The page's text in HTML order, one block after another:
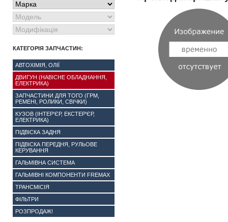
КАТЕГОРІЯ ЗАПЧАСТИН:
АВТОХІМІЯ, ОЛІЇ
ДВИГУН (НАВІСНЕ ОБЛАДНАННЯ,
ЕЛЕКТРИКА)
ЗАПЧАСТИНИ ДЛЯ ТОГО (ГРМ,
РЕМЕНІ, РОЛИКИ, СВІЧКИ)
КУЗОВ (ІНТЕР'ЄР, ЕКСТЕР'ЄР,
ЕЛЕКТРИКА)
ПІДВІСКА ЗАДНЯ
ПІДВІСКА ПЕРЕДНЯ, РУЛЬОВЕ
КЕРУВАННЯ
ГАЛЬМІВНА СИСТЕМА
ГАЛЬМІВНІ КОМПОНЕНТИ FREMAX
ТРАНСМІСІЯ
ФІЛЬТРИ
РОЗПРОДАЖ!